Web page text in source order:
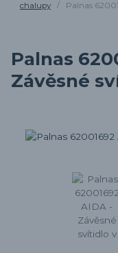
chalupy
Palnas
Palnas
Závěsné